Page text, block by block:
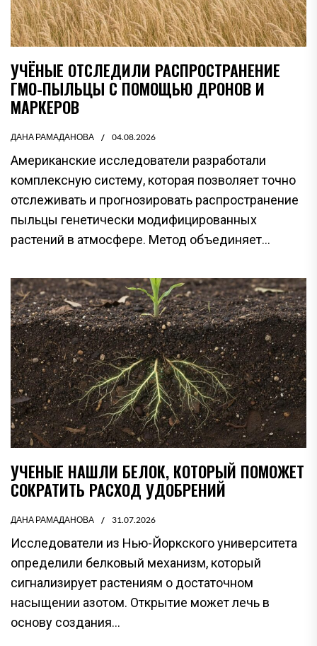
УЧЁНЫЕ ОТСЛЕДИЛИ РАСПРОСТРАНЕНИЕ
ГМО-ПЫЛЬЦЫ С ПОМОЩЬЮ ДРОНОВ И
МАРКЕРОВ
ДАНА РАМАДАНОВА 04.08.2026
Американские исследователи разработали
комплексную систему, которая позволяет точно
отслеживать и прогнозировать распространение
пыльцы генетически модифицированных
растений в атмосфере. Метод объединяет...
УЧЕНЫЕ НАШЛИ БЕЛОК, КОТОРЫЙ ПОМОЖЕТ
СОКРАТИТЬ РАСХОД УДОБРЕНИЙ
ДАНА РАМАДАНОВА 31.07.2026
Исследователи из Нью-Йоркского университета
определили белковый механизм, который
сигнализирует растениям о достаточном
насыщении азотом. Открытие может лечь в
основу создания...